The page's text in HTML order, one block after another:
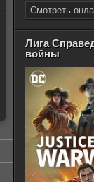
Смотреть
Лига
войны